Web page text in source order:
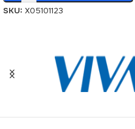
SKU: X05101123